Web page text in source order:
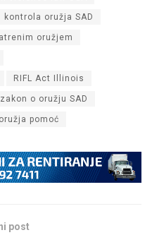
kontrola oružja SAD
oružjem
RIFL Act Illinois
zakon o oružju SAD
pomoć
post